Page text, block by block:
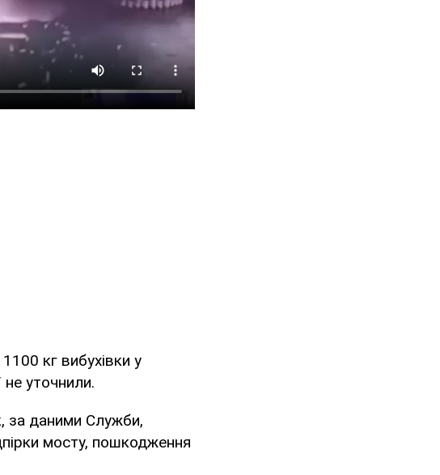
кг вибухівки у
уточнили.
за даними Служби,
мосту, пошкодження